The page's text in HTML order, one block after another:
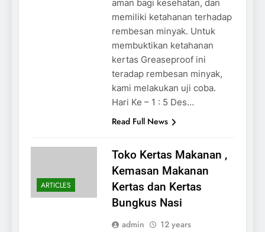
aman bagi kesehatan, dan
memiliki ketahanan terhadap
rembesan minyak. Untuk
membuktikan ketahanan
kertas Greaseproof ini
teradap rembesan minyak,
kami melakukan uji coba.
Hari Ke – 1 : 5 Des…
Read Full News
ARTICLES
Toko Kertas Makanan ,
Kemasan Makanan
Kertas dan Kertas
Bungkus Nasi
admin
12 years